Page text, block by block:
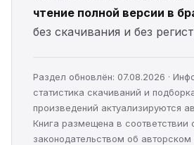
чтение полной версии в
без скачивания и без
Раздел обновлён: 07.08.2026 ·
статистика скачиваний и
произведений актуализируются
Книга размещена в соответствии
законодательством об авторском